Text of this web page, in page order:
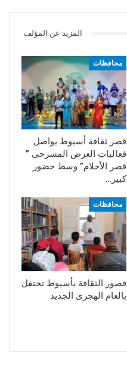
المزيد عن المؤلف
محافظات
قصر ثقافة أسيوط يواصل
فعاليات العرض المسرحى ”
قصر الأحلام” وسط حضور
كبير…
محافظات
قصور الثقافة بأسيوط تحتفل
بالعام الهجرى الجديد